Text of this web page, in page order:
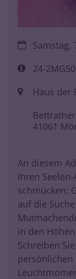
Datum:Samstag,
Art bzw.
24-
Ort: Haus der
41061
An diesem
Ihren
schmücken:
auf die
in den
Schreiben
persönlichen